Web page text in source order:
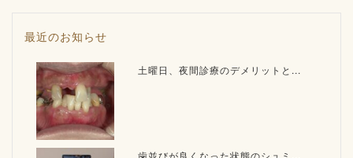
最近のお知らせ
土曜日、夜間診療のデメリットと...
歯並びが良くなった状態のシュミ...